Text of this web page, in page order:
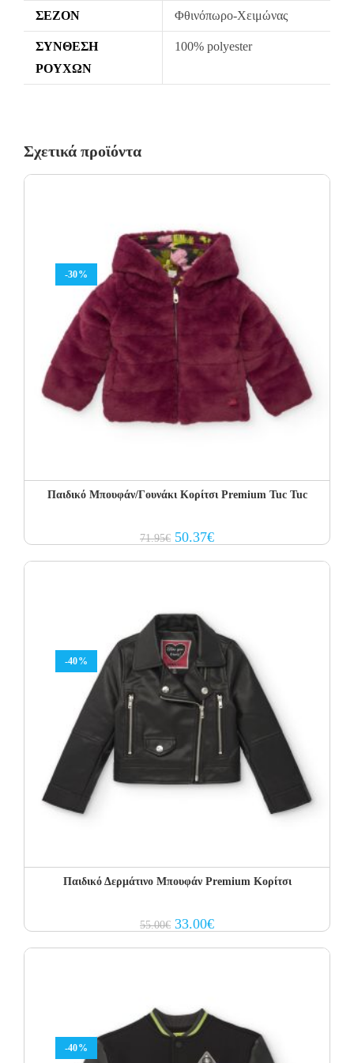
ΣΕΖΌΝ Φθινόπωρο-Χειμώνας
ΣΎΝΘΕΣΗ
ΡΟΎΧΩΝ
100% polyester
Σχετικά προϊόντα
-30%
Παιδικό Μπουφάν/Γουνάκι Κορίτσι Premium Tuc Tuc
71.95€ Original
price
50.37€Current
price
-40%
Παιδικό Δερμάτινο Μπουφάν Premium Κορίτσι
55.00€ Original
price
33.00€Current
price
-40%